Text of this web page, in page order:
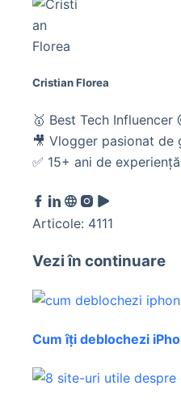
Cristian Florea
🥇 Best Tech
🎥 Vlogger pasionat
✅ 15+ ani de
Articole: 4111
Vezi în continuare
Cum îți deblochezi